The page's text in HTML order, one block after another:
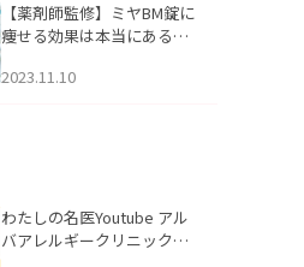
【薬剤師監修】ミヤBM錠に
痩せる効果は本当にある
2023.11.10
わたしの名医Youtube アル
バアレルギークリニック札